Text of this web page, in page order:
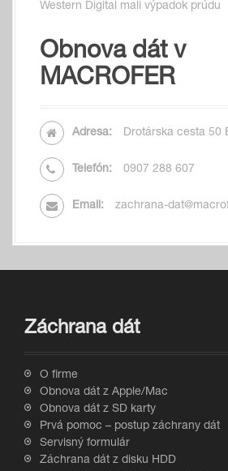
Western Digital mali výpadok prúdu
Obnova dát v
MACROFER
Adresa: Drotárska cesta 50
Telefón: 0907 288 607
Email: zachrana-
Záchrana dát
O firme
Obnova dát z Apple/Mac
Obnova dát z SD karty
Prvá pomoc – postup záchrany dát
Servisný formulár
Záchrana dát z disku HDD